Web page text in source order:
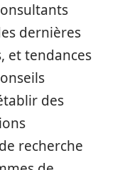
dernières
et tendances
des
recherche